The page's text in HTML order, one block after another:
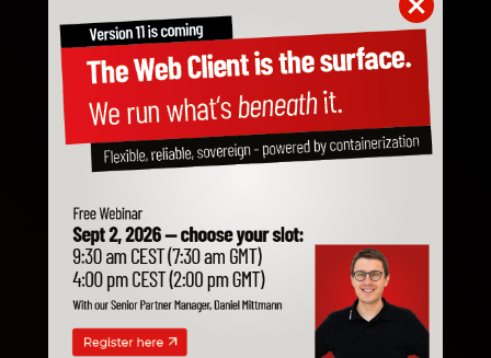
SQL
HANA
BOOSTEDEIN
SAP BUSINESS
ONE